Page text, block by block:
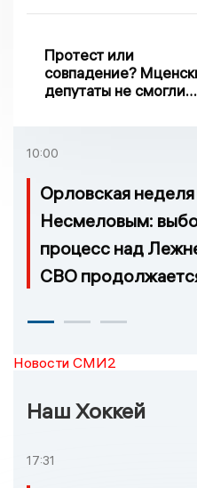
Протест или
совпадение?
депутаты не смогли
10:00
Орловская
Несмеловым:
процесс над
СВО
Новости СМИ2
Наш Хоккей
17:31